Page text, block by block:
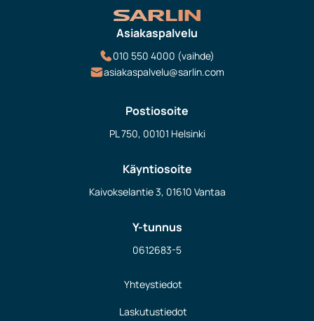
Asiakaspalvelu
010 550 4000 (vaihde)
asiakaspalvelu@sarlin.com
Postiosoite
PL 750, 00101 Helsinki
Käyntiosoite
Kaivokselantie 3, 01610 Vantaa
Y-tunnus
0612683-5
Yhteystiedot
Laskutustiedot